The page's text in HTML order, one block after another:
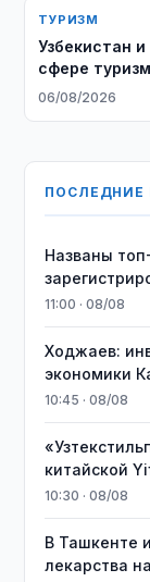
ТУРИЗМ
Узбекистан
сфере
06/08/2026
ПОСЛЕДНИЕ
Названы
11:00 · 08/08
Ходжаев:
экономики
10:45 · 08/08
китайской
10:30 · 08/08
​​​​​​​В Ташкенте
лекарства